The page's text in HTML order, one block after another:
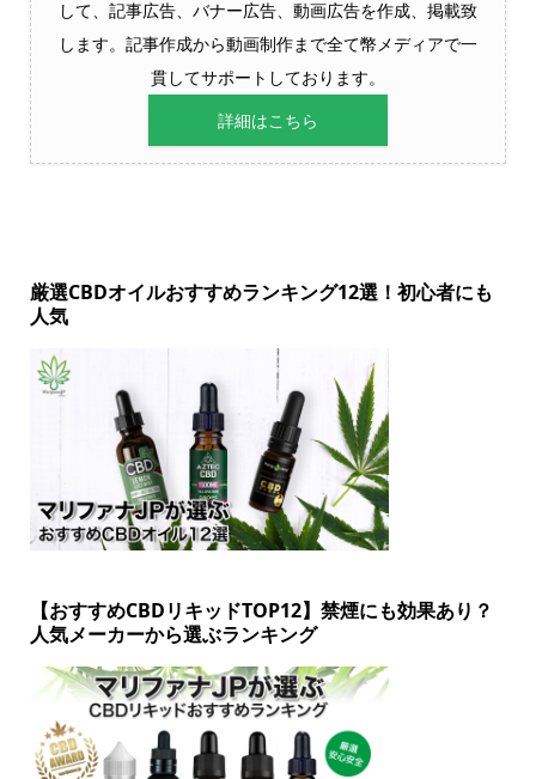
して、記事広告、バナー広告、動画広告を作成、掲載致
します。記事作成から動画制作まで全て幣メディアで一
貫してサポートしております。
詳細はこちら
厳選CBDオイルおすすめランキング12選！初心者にも
人気
【おすすめCBDリキッドTOP12】禁煙にも効果あり？
人気メーカーから選ぶランキング